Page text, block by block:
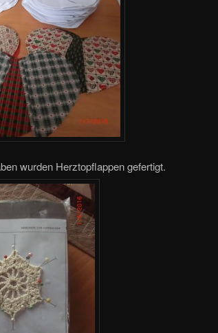
wurden Herztopflappen gefertigt.